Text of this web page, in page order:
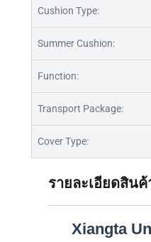
Cushion Type:
Summer Cushion:
Function:
Transport Package:
Cover Type:
รายละเอียดสินค้
Xiangta